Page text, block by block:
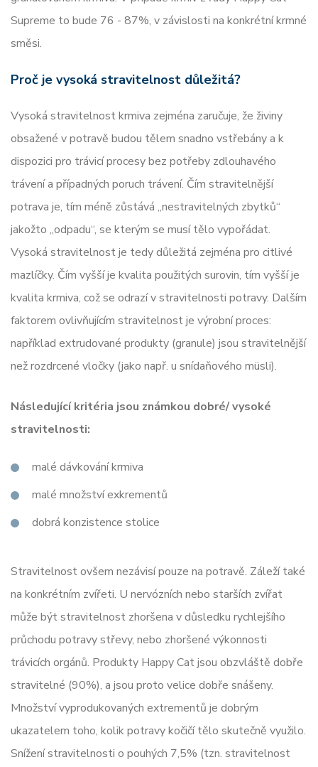
Supreme to bude 76 - 87%, v závislosti na konkrétní krmné
směsi.
Proč je vysoká stravitelnost důležitá?
Vysoká stravitelnost krmiva zejména zaručuje, že živiny
obsažené v potravě budou tělem snadno vstřebány a k
dispozici pro trávicí procesy bez potřeby zdlouhavého
trávení a případných poruch trávení. Čím stravitelnější
potrava je, tím méně zůstává „nestravitelných zbytků“
jakožto „odpadu“, se kterým se musí tělo vypořádat.
Vysoká stravitelnost je tedy důležitá zejména pro citlivé
mazlíčky. Čím vyšší je kvalita použitých surovin, tím vyšší je
kvalita krmiva, což se odrazí v stravitelnosti potravy. Dalším
faktorem ovlivňujícím stravitelnost je výrobní proces:
například extrudované produkty (granule) jsou stravitelnější
než rozdrcené vločky (jako např. u snídaňového müsli).
Následující kritéria jsou známkou dobré/ vysoké
stravitelnosti:
malé dávkování krmiva
malé množství exkrementů
dobrá konzistence stolice
Stravitelnost ovšem nezávisí pouze na potravě. Záleží také
na konkrétním zvířeti. U nervózních nebo starších zvířat
může být stravitelnost zhoršena v důsledku rychlejšího
průchodu potravy střevy, nebo zhoršené výkonnosti
trávicích orgánů. Produkty Happy Cat jsou obzvláště dobře
stravitelné (90%), a jsou proto velice dobře snášeny.
Množství vyprodukovaných extrementů je dobrým
ukazatelem toho, kolik potravy kočičí tělo skutečně využilo.
Snížení stravitelnosti o pouhých 7,5% (tzn. stravitelnost